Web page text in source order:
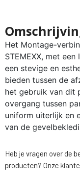
Het Montage-
STEMEXX, met
een stevige en
bieden tussen de
het gebruik van dit
overgang tussen
uniform uiterlijk en
van de
Heb je vragen over de
producten? Onze